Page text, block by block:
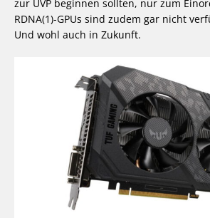
zur UVP beginnen sollten, nur zum
RDNA(1)-GPUs sind zudem gar nicht
Und wohl auch in Zukunft.